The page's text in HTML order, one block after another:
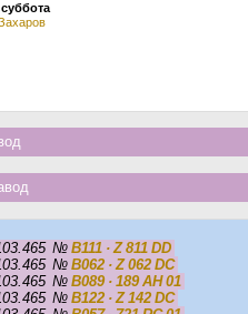
№ B111 · Z 811 DD
№ B062 · Z 062 DC
№ B089 · 189 AH 01
№ B122 · Z 142 DC